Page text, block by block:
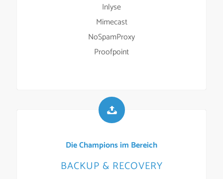
Inlyse
Mimecast
NoSpamProxy
Proofpoint
Die Champions im Bereich
BACKUP & RECOVERY